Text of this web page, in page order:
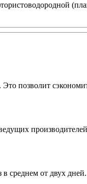
позволит
среднем от двух дней.